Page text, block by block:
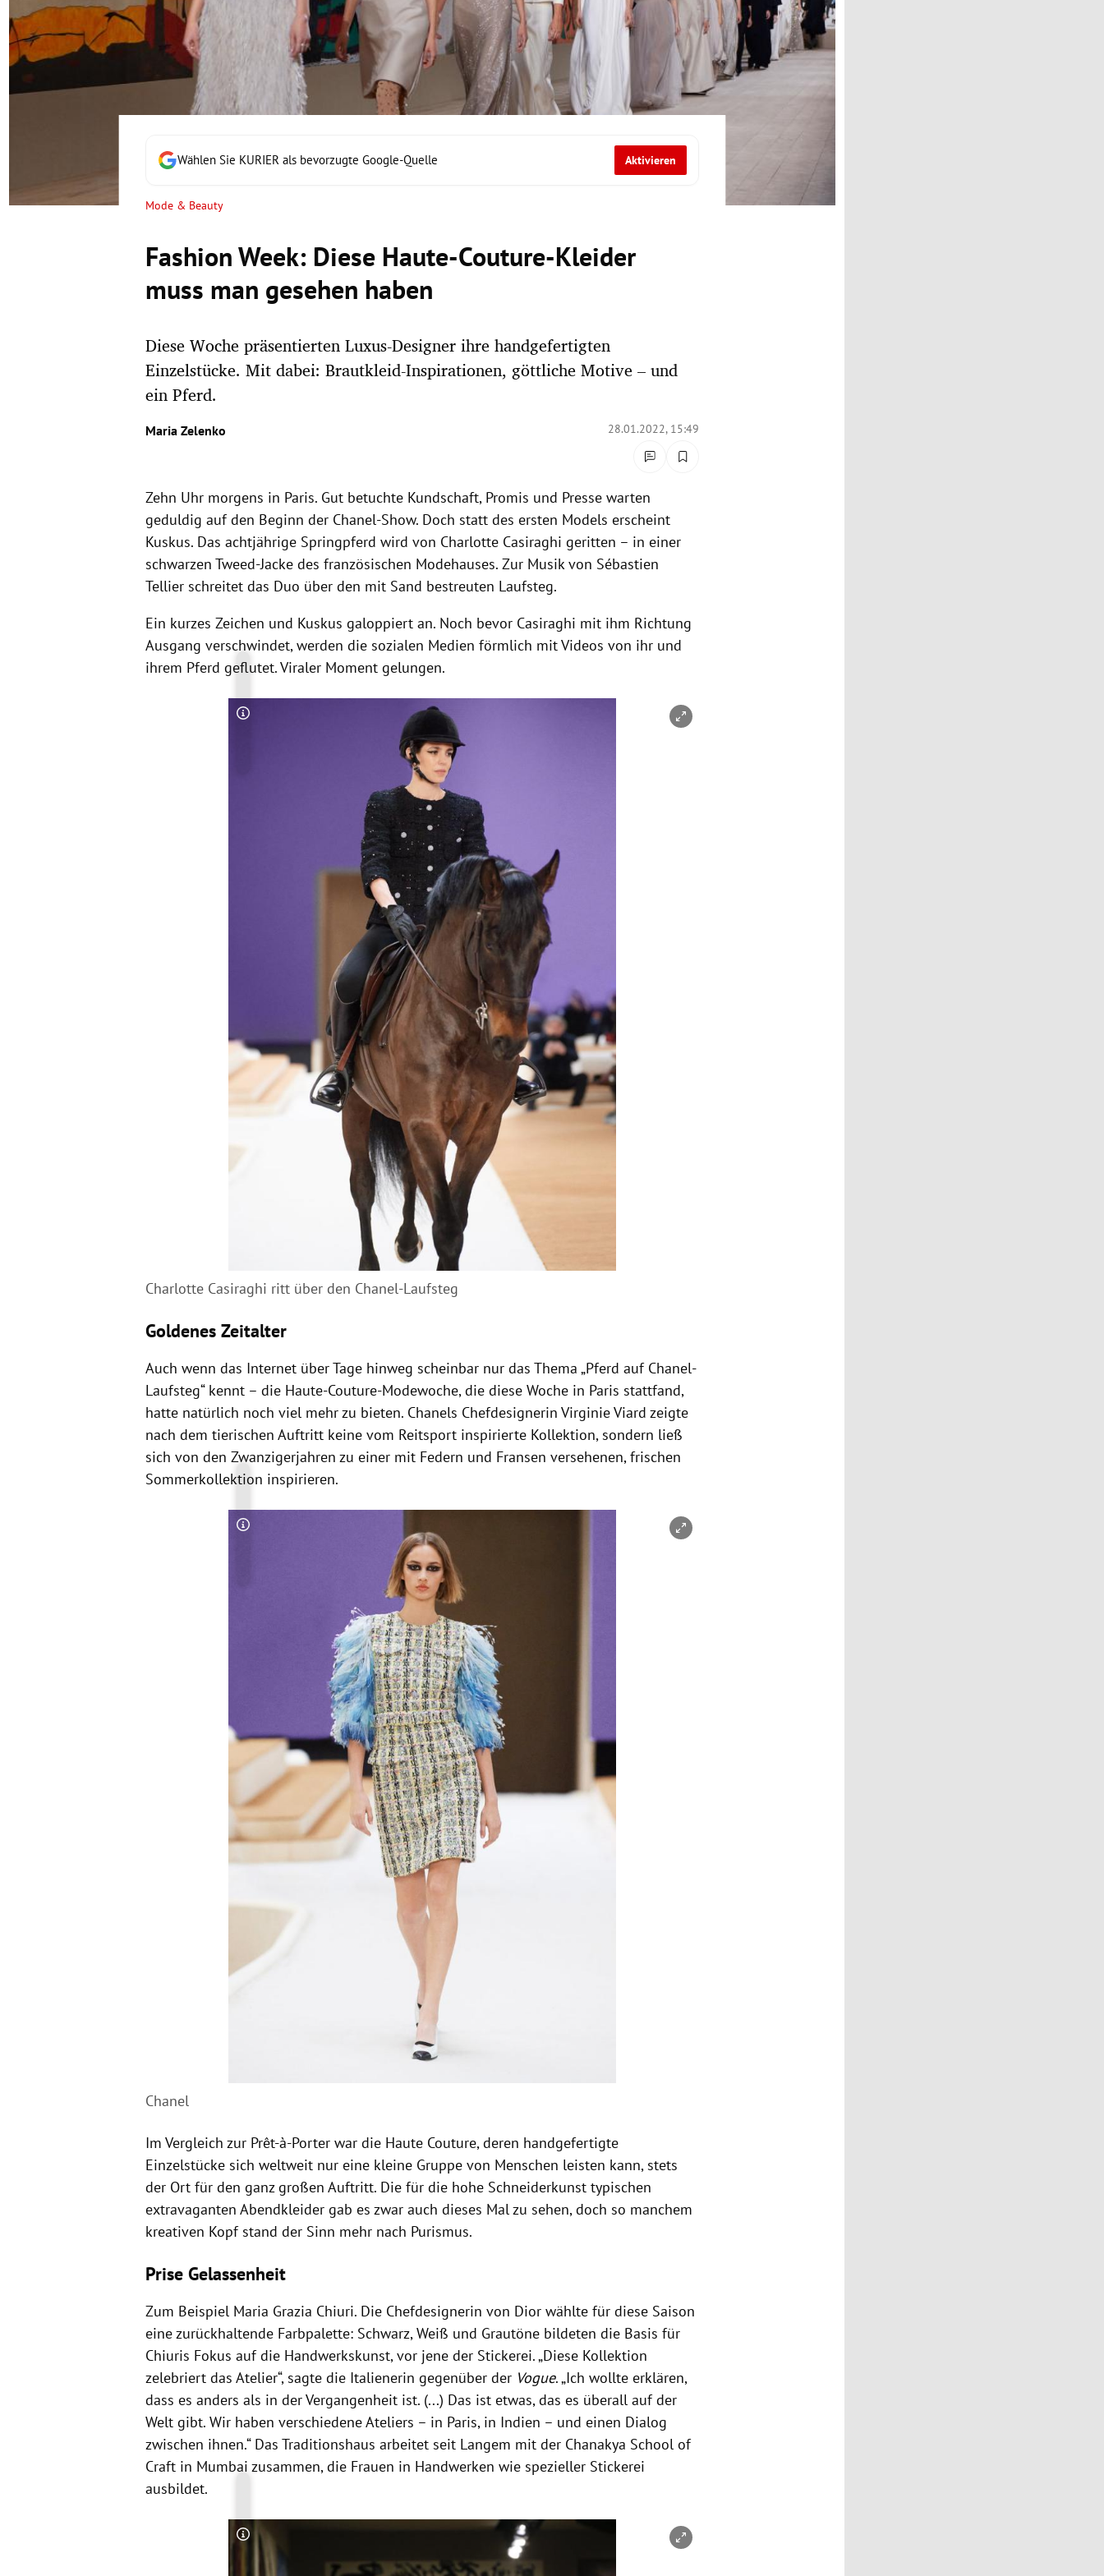
Untermenü
Untermenü
Untermenü
Wählen Sie KURIER als bevorzugte Google-Quelle Aktivieren
Mode & Beauty
Fashion Week: Diese Haute-Couture-Kleider
muss man gesehen haben
Diese Woche präsentierten Luxus-Designer ihre handgefertigten
Einzelstücke. Mit dabei: Brautkleid-Inspirationen, göttliche Motive – und
ein Pferd.
Maria Zelenko 28.01.2022, 15:49
Zehn Uhr morgens in Paris. Gut betuchte Kundschaft, Promis und Presse warten
geduldig auf den Beginn der Chanel-Show. Doch statt des ersten Models erscheint
Kuskus. Das achtjährige Springpferd wird von Charlotte Casiraghi geritten – in einer
schwarzen Tweed-Jacke des französischen Modehauses. Zur Musik von Sébastien
Tellier schreitet das Duo über den mit Sand bestreuten Laufsteg.
Ein kurzes Zeichen und Kuskus galoppiert an. Noch bevor Casiraghi mit ihm Richtung
Ausgang verschwindet, werden die sozialen Medien förmlich mit Videos von ihr und
ihrem Pferd geflutet. Viraler Moment gelungen.
Copyright-Hinweis öffnen/schließen
Charlotte Casiraghi ritt über den Chanel-Laufsteg
Goldenes Zeitalter
Auch wenn das Internet über Tage hinweg scheinbar nur das Thema „Pferd auf Chanel-
Laufsteg“ kennt – die Haute-Couture-Modewoche, die diese Woche in Paris stattfand,
hatte natürlich noch viel mehr zu bieten. Chanels Chefdesignerin Virginie Viard zeigte
nach dem tierischen Auftritt keine vom Reitsport inspirierte Kollektion, sondern ließ
sich von den Zwanzigerjahren zu einer mit Federn und Fransen versehenen, frischen
Sommerkollektion inspirieren.
Copyright-Hinweis öffnen/schließen
Chanel
Im Vergleich zur Prêt-à-Porter war die Haute Couture, deren handgefertigte
Einzelstücke sich weltweit nur eine kleine Gruppe von Menschen leisten kann, stets
der Ort für den ganz großen Auftritt. Die für die hohe Schneiderkunst typischen
extravaganten Abendkleider gab es zwar auch dieses Mal zu sehen, doch so manchem
kreativen Kopf stand der Sinn mehr nach Purismus.
Prise Gelassenheit
Zum Beispiel Maria Grazia Chiuri. Die Chefdesignerin von Dior wählte für diese Saison
eine zurückhaltende Farbpalette: Schwarz, Weiß und Grautöne bildeten die Basis für
Chiuris Fokus auf die Handwerkskunst, vor jene der Stickerei. „Diese Kollektion
zelebriert das Atelier“, sagte die Italienerin gegenüber der Vogue. „Ich wollte erklären,
dass es anders als in der Vergangenheit ist. (...) Das ist etwas, das es überall auf der
Welt gibt. Wir haben verschiedene Ateliers – in Paris, in Indien – und einen Dialog
zwischen ihnen.“ Das Traditionshaus arbeitet seit Langem mit der Chanakya School of
Craft in Mumbai zusammen, die Frauen in Handwerken wie spezieller Stickerei
ausbildet.
Copyright-Hinweis öffnen/schließen